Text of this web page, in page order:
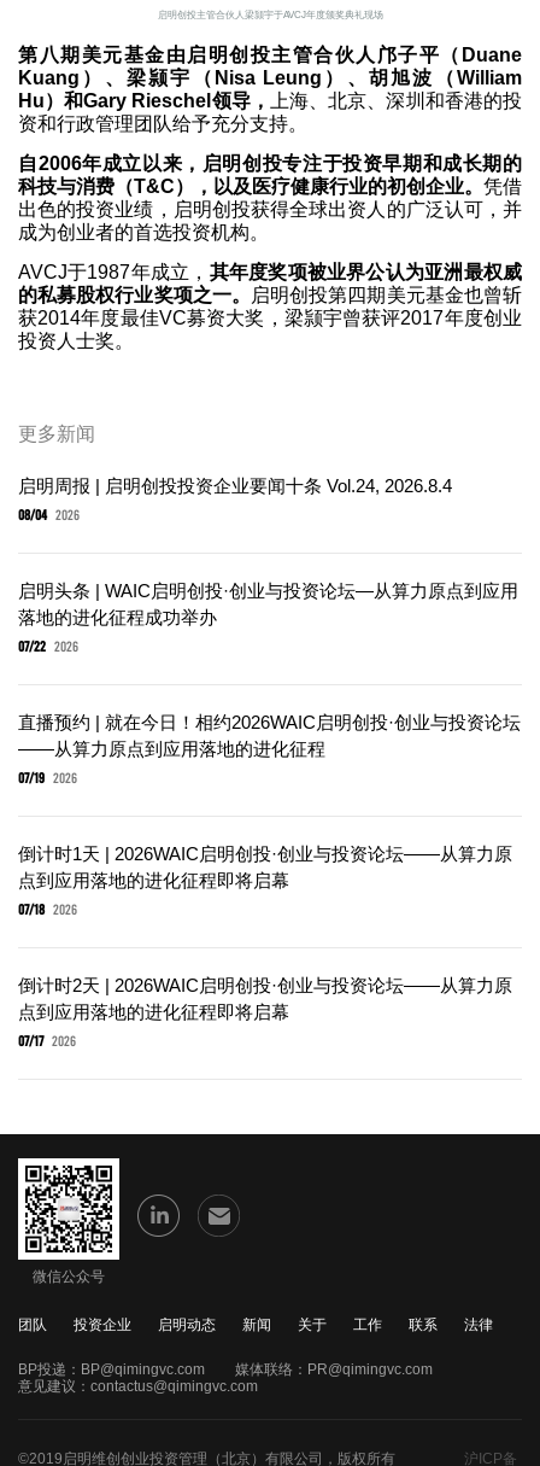
启明创投主管合伙人梁颕宇于AVCJ年度颁奖典礼现场
第八期美元基金由启明创投主管合伙人邝子平（Duane
Kuang）、梁颕宇（Nisa Leung）、胡旭波（William
Hu）和Gary Rieschel领导，
上海、北京、深圳和香港的投
资和行政管理团队给予充分支持。
自2006年成立以来，启明创投专注于投资早期和成长期的
科技与消费（T&C），以及医疗健康行业的初创企业。 凭借
出色的投资业绩，启明创投获得全球出资人的广泛认可，并
成为创业者的首选投资机构。
AVCJ于1987年成立， 其年度奖项被业界公认为亚洲最权威
的私募股权行业奖项之一。
启明创投第四期美元基金也曾斩
获2014年度最佳VC募资大奖，梁颕宇曾获评2017年度创业
投资人士奖。
更多新闻
启明周报 | 启明创投投资企业要闻十条 Vol.24, 2026.8.4
08/04 2026
启明头条 | WAIC启明创投·创业与投资论坛—从算力原点到应用
落地的进化征程成功举办
07/22 2026
直播预约 | 就在今日！相约2026WAIC启明创投·创业与投资论坛
——从算力原点到应用落地的进化征程
07/19 2026
倒计时1天 | 2026WAIC启明创投·创业与投资论坛——从算力原
点到应用落地的进化征程即将启幕
07/18 2026
倒计时2天 | 2026WAIC启明创投·创业与投资论坛——从算力原
点到应用落地的进化征程即将启幕
07/17 2026
微信公众号
团队 投资企业 启明动态 新闻 关于 工作 联系 法律
BP投递： BP@qimingvc.com 媒体联络： PR@qimingvc.com
意见建议： contactus@qimingvc.com
©2019启明维创创业投资管理（北京）有限公司，版权所有 沪ICP备